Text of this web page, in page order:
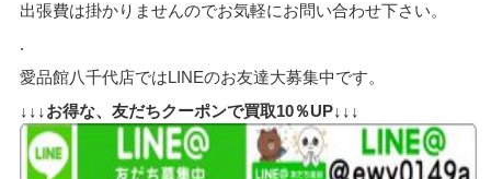
出張費は掛かりませんのでお気軽にお問い合わせ下さい。
.
愛品館八千代店ではLINEのお友達大募集中です。
↓↓↓お得な、友だちクーポンで買取10％UP↓↓↓